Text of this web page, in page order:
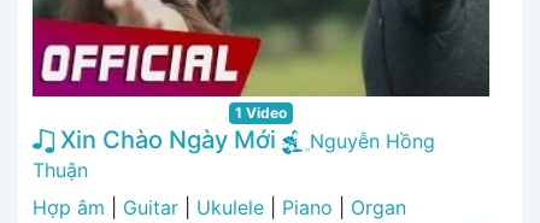
1 Video
Xin Chào Ngày Mới
Nguyễn Hồng
Thuận
Hợp âm
Guitar Ukulele Piano
Organ